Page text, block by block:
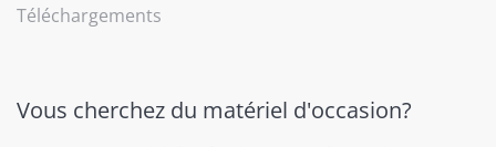
Téléchargements
Vous cherchez du matériel d'occasion?